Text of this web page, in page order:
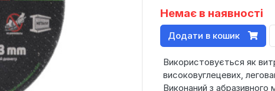
Немає в наявності
Додати в кошик
Використовується як
високовуглецевих,
Виконаний з